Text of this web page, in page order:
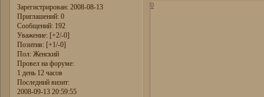
Зарегистрирован: 2008-08-13
Приглашений:0
Сообщений:192
Уважение: [+2/-0]
Позитив: [+1/-0]
Пол:Женский
Провел на форуме:
1 день 12 часов
Последний визит:
2008-09-13 20:59:55
0